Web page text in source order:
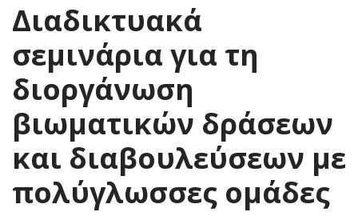
Διαδικτυακά
σεμινάρια για τη
διοργάνωση
βιωματικών δράσεων
και διαβουλεύσεων με
πολύγλωσσες ομάδες